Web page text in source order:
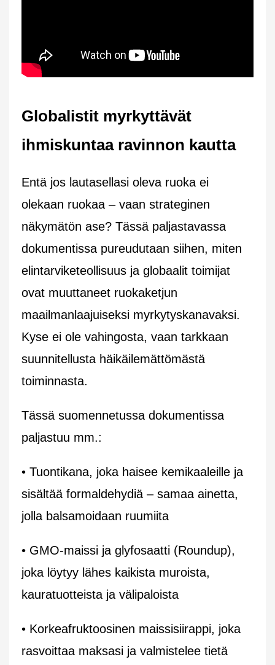
Globalistit myrkyttävät
ihmiskuntaa ravinnon kautta
Entä jos lautasellasi oleva ruoka ei
olekaan ruokaa – vaan strateginen
näkymätön ase? Tässä paljastavassa
dokumentissa pureudutaan siihen, miten
elintarviketeollisuus ja globaalit toimijat
ovat muuttaneet ruokaketjun
maailmanlaajuiseksi myrkytyskanavaksi.
Kyse ei ole vahingosta, vaan tarkkaan
suunnitellusta häikäilemättömästä
toiminnasta.
Tässä suomennetussa dokumentissa
paljastuu mm.:
• Tuontikana, joka haisee kemikaaleille ja
sisältää formaldehydiä – samaa ainetta,
jolla balsamoidaan ruumiita
• GMO-maissi ja glyfosaatti (Roundup),
joka löytyy lähes kaikista muroista,
kauratuotteista ja välipaloista
• Korkeafruktoosinen maissisiirappi, joka
rasvoittaa maksasi ja valmistelee tietä